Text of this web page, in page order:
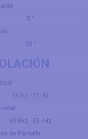
5 °
20 °
56 Hz - 76 Hz
30 kHz - 85 kHz
de Pantalla